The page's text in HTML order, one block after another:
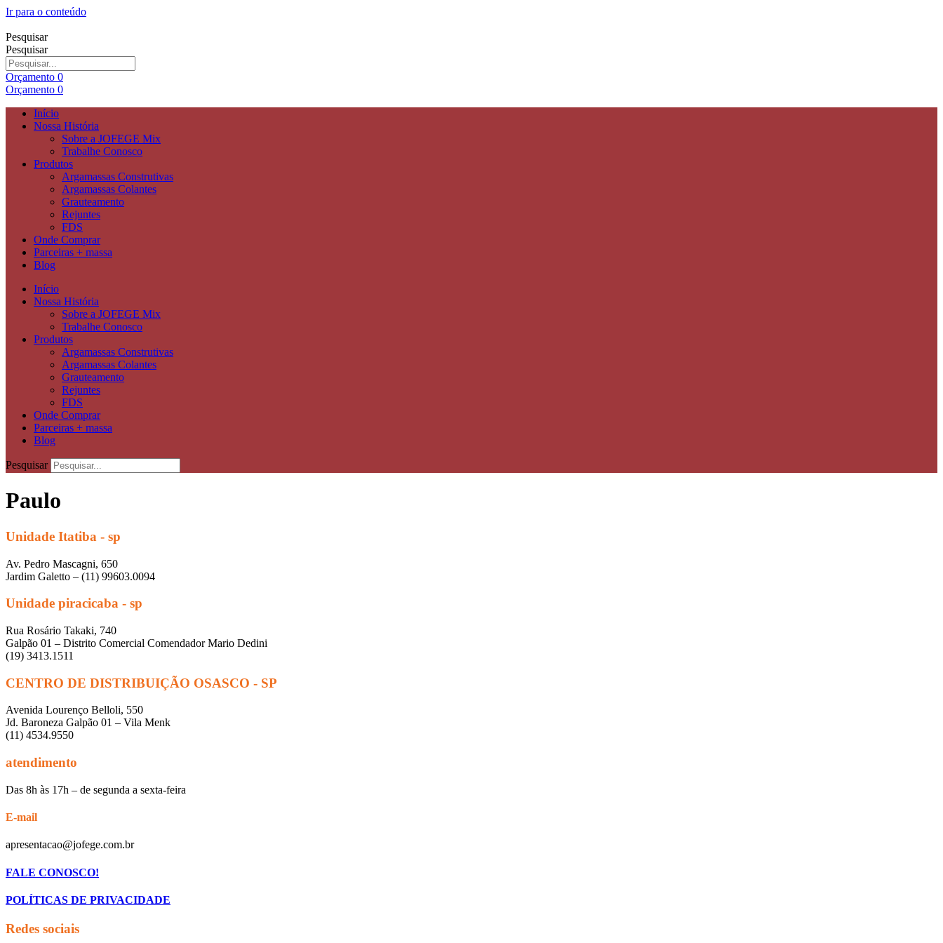
Ir para o conteúdo
Pesquisar
Pesquisar
Orçamento 0
Orçamento 0
Início
Nossa História
Sobre a JOFEGE Mix
Trabalhe Conosco
Produtos
Argamassas Construtivas
Argamassas Colantes
Grauteamento
Rejuntes
FDS
Onde Comprar
Parceiras + massa
Blog
Início
Nossa História
Sobre a JOFEGE Mix
Trabalhe Conosco
Produtos
Argamassas Construtivas
Argamassas Colantes
Grauteamento
Rejuntes
FDS
Onde Comprar
Parceiras + massa
Blog
Pesquisar
Paulo
Unidade Itatiba - sp
Av. Pedro Mascagni, 650
Jardim Galetto – (11) 99603.0094
Unidade piracicaba - sp
Rua Rosário Takaki, 740
Galpão 01 – Distrito Comercial Comendador Mario Dedini
(19) 3413.1511
CENTRO DE DISTRIBUIÇÃO OSASCO - SP
Avenida Lourenço Belloli, 550
Jd. Baroneza Galpão 01 – Vila Menk
(11) 4534.9550
atendimento
Das 8h às 17h – de segunda a sexta-feira
E-mail
apresentacao@jofege.com.br
FALE CONOSCO!
POLÍTICAS DE PRIVACIDADE
Redes sociais